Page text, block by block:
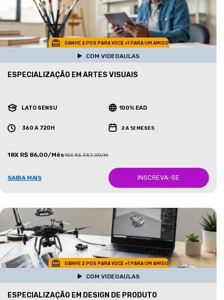
GANHE 2 POS PARA VOCE +1 PARA UM AMIGO
COM VIDEOAULAS
ESPECIALIZAÇÃO EM ARTES VISUAIS
LATO SENSU 100% EAD
360 A 720H 2 A 12 MESES
18X R$ 86,00/Mês18X R$ 387,00/Mês
SAIBA MAIS INSCREVA-SE
GANHE 2 POS PARA VOCE +1 PARA UM AMIGO
COM VIDEOAULAS
ESPECIALIZAÇÃO EM DESIGN DE PRODUTO